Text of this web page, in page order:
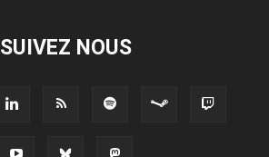
SUIVEZ NOUS